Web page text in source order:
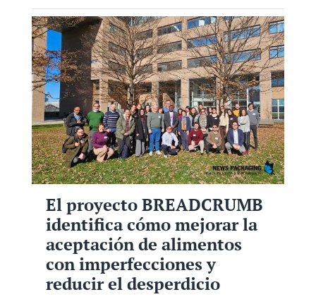
El proyecto BREADCRUMB
identifica cómo mejorar la
aceptación de alimentos
con imperfecciones y
reducir el desperdicio